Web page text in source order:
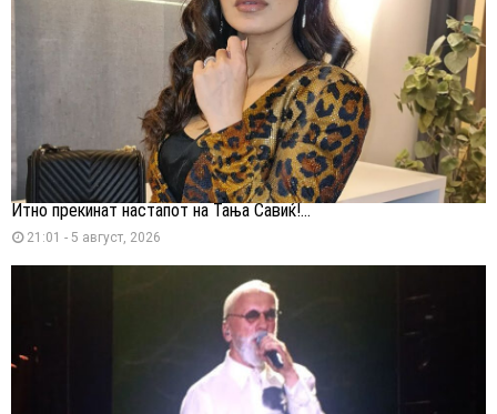
Итно прекинат настапот на Тања Савиќ!...
21:01 - 5 август, 2026